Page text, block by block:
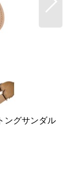
ングサンダル